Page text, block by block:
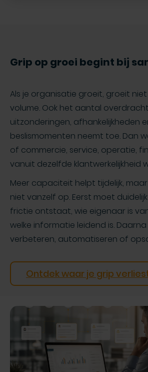
Grip op groei begint bij
Als je organisatie groeit, groeit
volume. Ook het aantal
uitzonderingen, afhankelijkheden
beslismomenten neemt toe. Dan
of commercie, service, operatie,
vanuit dezelfde klantwerkelijkheid
Meer capaciteit helpt tijdelijk,
niet vanzelf op. Eerst moet
frictie ontstaat, wie eigenaar is
welke informatie leidend is.
verbeteren, automatiseren of
Ontdek waar je grip